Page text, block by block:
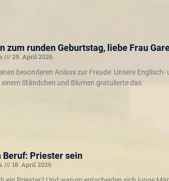
zum runden Geburtstag, liebe Frau
29. April 2026
besonderen Anlass zur Freude: Unsere
Ständchen und Blumen gratulierte das
Beruf: Priester sein
18. April 2026